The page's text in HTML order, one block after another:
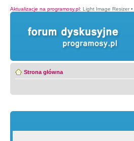
Aktualizacje na programosy.pl: Light Image Resizer •
Strona główna